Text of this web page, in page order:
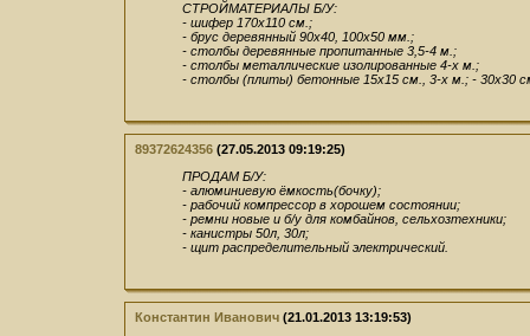
СТРОЙМАТЕРИАЛЫ Б/У:
- шифер 170х110 см.;
- брус деревянный 90х40, 100х50 мм.;
- столбы деревянные пропитанные 3,5-4 м.;
- столбы металлические изолированные 4-х м.;
- столбы (плиты) бетонные 15х15 см., 3-х м.; - 30х30
89372624356 (27.05.2013 09:19:25)
ПРОДАМ Б/У:
- алюминиевую ёмкость(бочку);
- рабочий компрессор в хорошем состоянии;
- ремни новые и б/у для комбайнов, сельхозтехники;
- канистры 50л, 30л;
- щит распределительный электрический.
Константин Иванович (21.01.2013 13:19:53)